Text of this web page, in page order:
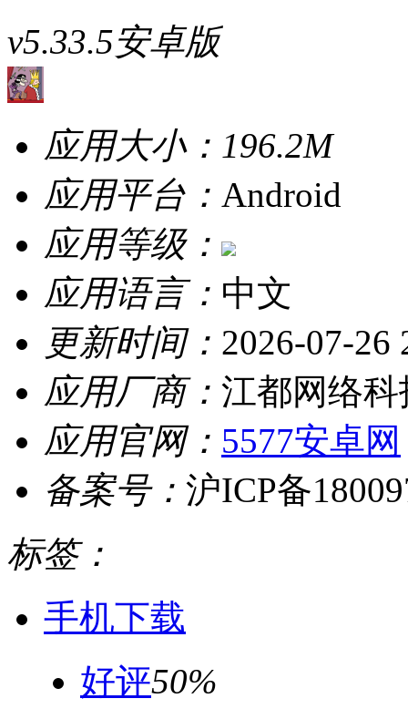
v5.33.5安卓版
应用大小： 196.2M
应用平台： Android
应用等级：
应用语言： 中文
更新时间： 2026-07-26
应用厂商： 江都网络
应用官网： 5577安卓网
备案号： 沪ICP备
标签：
手机下载
好评50%